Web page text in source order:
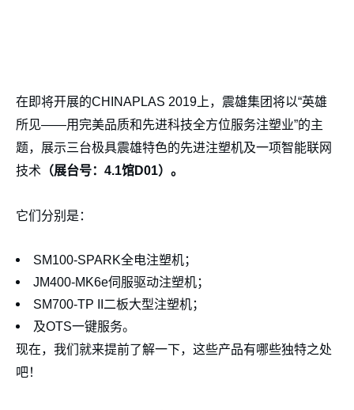
在即将开展的CHINAPLAS 2019上，震雄集团将以“英雄
所见——用完美品质和先进科技全方位服务注塑业”的主
题，展示三台极具震雄特色的先进注塑机及一项智能联网
技术 （展台号： 4.1馆D01）。
它们分别是：
SM100-SPARK全电注塑机；
JM400-MK6e伺服驱动注塑机；
SM700-TP II二板大型注塑机；
及OTS一键服务。
现在，我们就来提前了解一下，这些产品有哪些独特之处
吧！